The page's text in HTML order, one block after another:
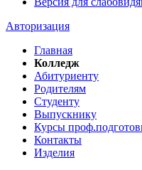
Авторизация
Главная
Колледж
Абитуриенту
Родителям
Студенту
Выпускнику
Курсы
Контакты
Изделия